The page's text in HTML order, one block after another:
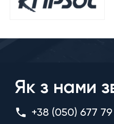
Як з нами
+38 (050) 677 79